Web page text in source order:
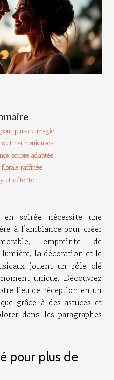
plus de magie
et harmonieuses
sonore adaptée
raffinée
et détente
soirée nécessite une
à l’ambiance pour créer
empreinte de
la décoration et le
jouent un rôle clé
unique. Découvrez
lieu de réception en un
grâce à des astuces et
dans les paragraphes
pour plus de